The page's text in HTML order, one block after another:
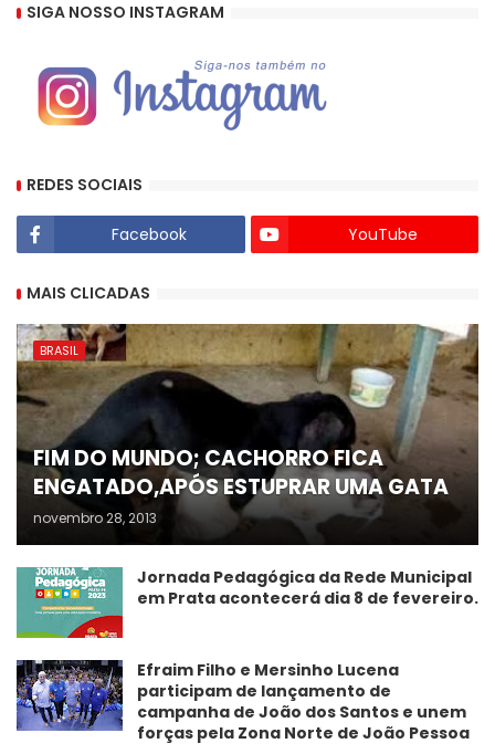
SIGA NOSSO INSTAGRAM
REDES SOCIAIS
Facebook YouTube
MAIS CLICADAS
BRASIL
FIM DO MUNDO; CACHORRO FICA
ENGATADO,APÓS ESTUPRAR UMA GATA
novembro 28, 2013
Jornada Pedagógica da Rede Municipal
em Prata acontecerá dia 8 de fevereiro.
Efraim Filho e Mersinho Lucena
participam de lançamento de
campanha de João dos Santos e unem
forças pela Zona Norte de João Pessoa